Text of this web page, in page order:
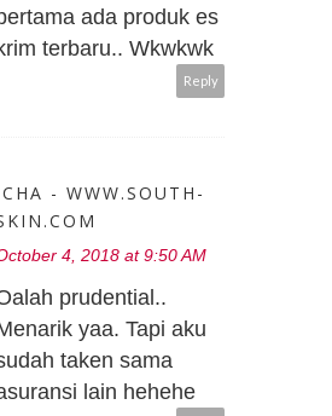
ada produk es
terbaru.. Wkwkwk
Reply
- WWW.SOUTH-
4, 2018 at 9:50 AM
prudential..
yaa. Tapi aku
taken sama
lain hehehe